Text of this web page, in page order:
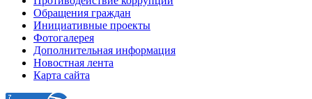
Обращения граждан
Инициативные проекты
Фотогалерея
Дополнительная информация
Новостная лента
Карта сайта